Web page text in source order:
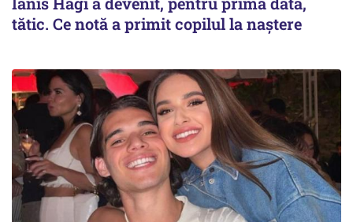
tătic. Ce notă a primit copilul la naștere